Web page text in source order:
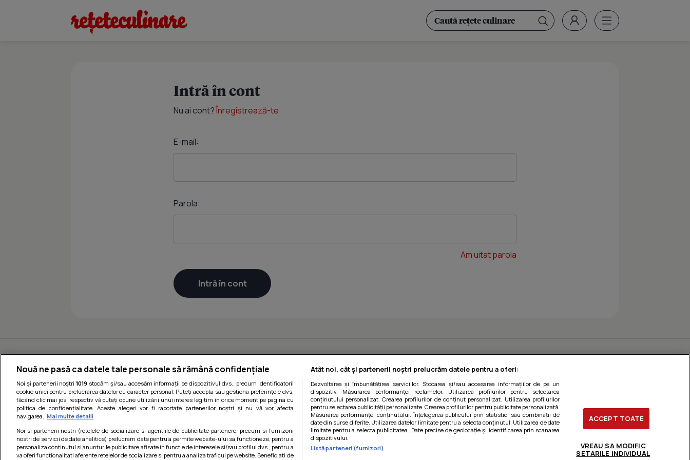
Intră în cont
Nu ai cont?Înregistrează-te
E-mail:
Parola:
Am uitat parola
Nouă ne pasă ca datele tale personale să rămână confidențiale
Noi și partenerii noștri1019 stocăm și/sau accesăm informații pe dispozitivul dvs., precum identificatorii
cookie unici pentru prelucrarea datelor cu caracter personal. Puteți accepta sau gestiona preferințele dvs.
făcând clic mai jos, respectiv vă puteți opune utilizării unui interes legitim în orice moment pe pagina cu
politica de confidențialitate. Aceste alegeri vor fi raportate partenerilor noștri și nu vă vor afecta
navigarea. Mai multe detalii
Noi si partenerii nostri (retelele de socializare si agentiile de publicitate partenere, precum si furnizorii
nostri de servicii de date analitice) prelucram date pentru a permite website-ului sa functioneze, pentru a
personaliza continutul si anunturile publicitare afisate in functie de interesele si/sau profilul dvs., pentru a
va oferi functionalitati aferente retelelor de socializare si pentru a analiza traficul pe website. Beneficiati de
Atât noi, cât și partenerii noștri prelucrăm datele pentru a oferi:
Dezvoltarea și îmbunătățirea serviciilor. Stocarea și/sau accesarea informațiilor de pe un
dispozitiv. Măsurarea performanței reclamelor. Utilizarea profilurilor pentru selectarea
conținutului personalizat. Crearea profilurilor de conținut personalizat. Utilizarea profilurilor
pentru selectarea publicității personalizate. Crearea profilurilor pentru publicitate personalizată.
Măsurarea performanței conținutului. Înțelegerea publicului prin statistici sau combinații de
date din surse diferite. Utilizarea datelor limitate pentru a selecta conținutul. Utilizarea de date
limitate pentru a selecta publicitatea. Date precise de geolocație și identificarea prin scanarea
dispozitivului.
Listă parteneri (furnizori)
ACCEPT TOATE
VREAU SA MODIFIC
SETARILE INDIVIDUAL